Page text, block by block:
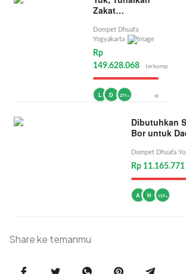
Zakat
Dompet Dhuafa
Yogyakarta
Rp
149.628.068
terkumpul
L D 271+ ∞
Dibutuhkan
Bor untuk
Dompet Dhuafa
Rp 11.165.771
A H 157+
Share ke temanmu